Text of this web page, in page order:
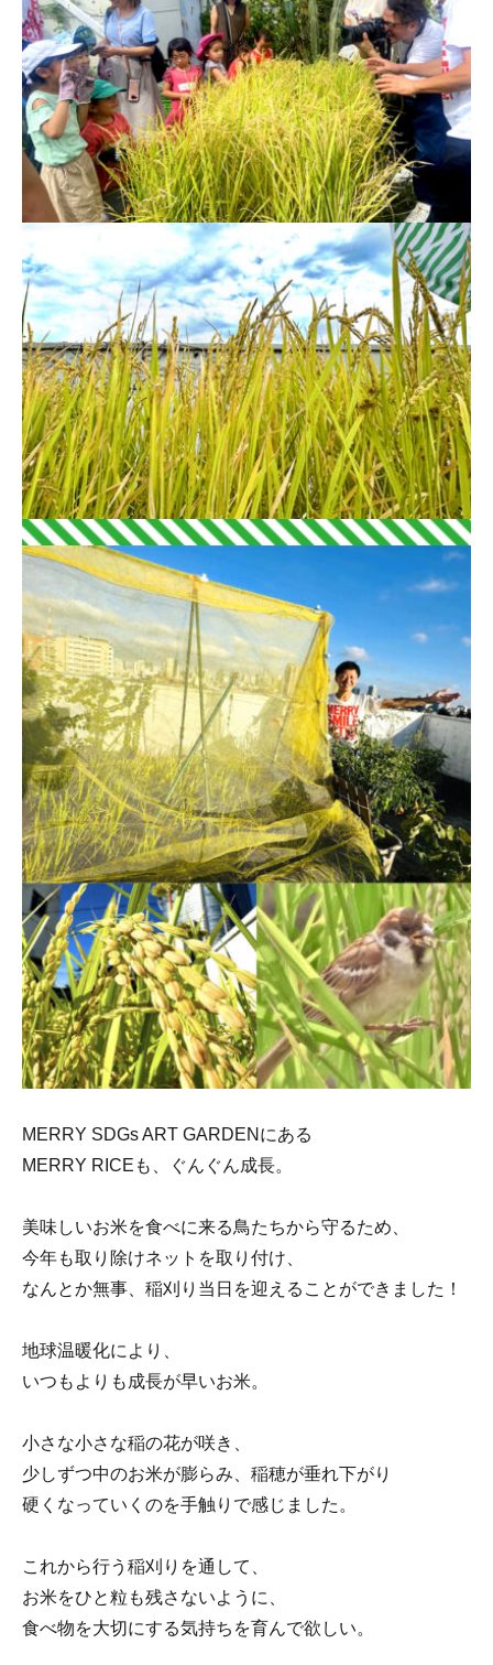
MERRY SDGs ART GARDENにある
MERRY RICEも、ぐんぐん成長。
美味しいお米を食べに来る鳥たちから守るため、
今年も取り除けネットを取り付け、
なんとか無事、稲刈り当日を迎えることができました！
地球温暖化により、
いつもよりも成長が早いお米。
小さな小さな稲の花が咲き、
少しずつ中のお米が膨らみ、稲穂が垂れ下がり
硬くなっていくのを手触りで感じました。
これから行う稲刈りを通して、
お米をひと粒も残さないように、
食べ物を大切にする気持ちを育んで欲しい。